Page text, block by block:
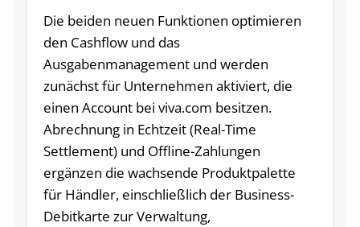
Die beiden neuen Funktionen optimieren
den Cashflow und das
Ausgabenmanagement und werden
zunächst für Unternehmen aktiviert, die
einen Account bei viva.com besitzen.
Abrechnung in Echtzeit (Real-Time
Settlement) und Offline-Zahlungen
ergänzen die wachsende Produktpalette
für Händler, einschließlich der Business-
Debitkarte zur Verwaltung,